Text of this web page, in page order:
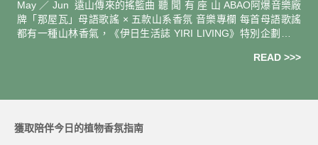
May ／ Jun 遠山傳來的搖籃曲 聽 聞 有 座 山 ABAO阿爆音樂廠
牌「那屋瓦」母語歌謠 × 五款山系香氛 音樂專欄 每首母語歌謠
都有一種山林香氣，《伊日生活誌 YIRI LIVING》特別企劃專欄
READ >>>
獲取陪伴今日的植物香氛指南